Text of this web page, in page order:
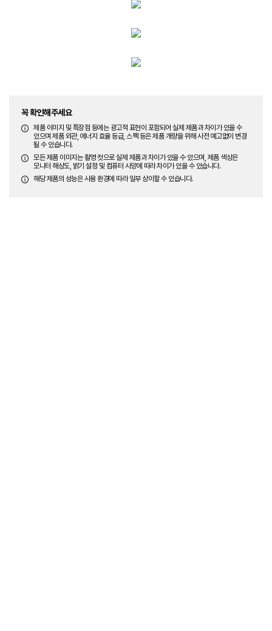
꼭 확인해주세요
제품 이미지 및 특장점 등에는 광고적 표현이 포함되어 실제 제품과 차이가 있을 수
있으며 제품 외관, 에너지 효율 등급, 스펙 등은 제품 개량을 위해 사전 예고없이 변경
될 수 있습니다.
모든 제품 이미지는 촬영 컷으로 실제 제품과 차이가 있을 수 있으며, 제품 색상은
모니터 해상도, 밝기 설정 및 컴퓨터 사양에 따라 차이가 있을 수 있습니다.
해당 제품의 성능은 사용 환경에 따라 일부 상이할 수 있습니다.